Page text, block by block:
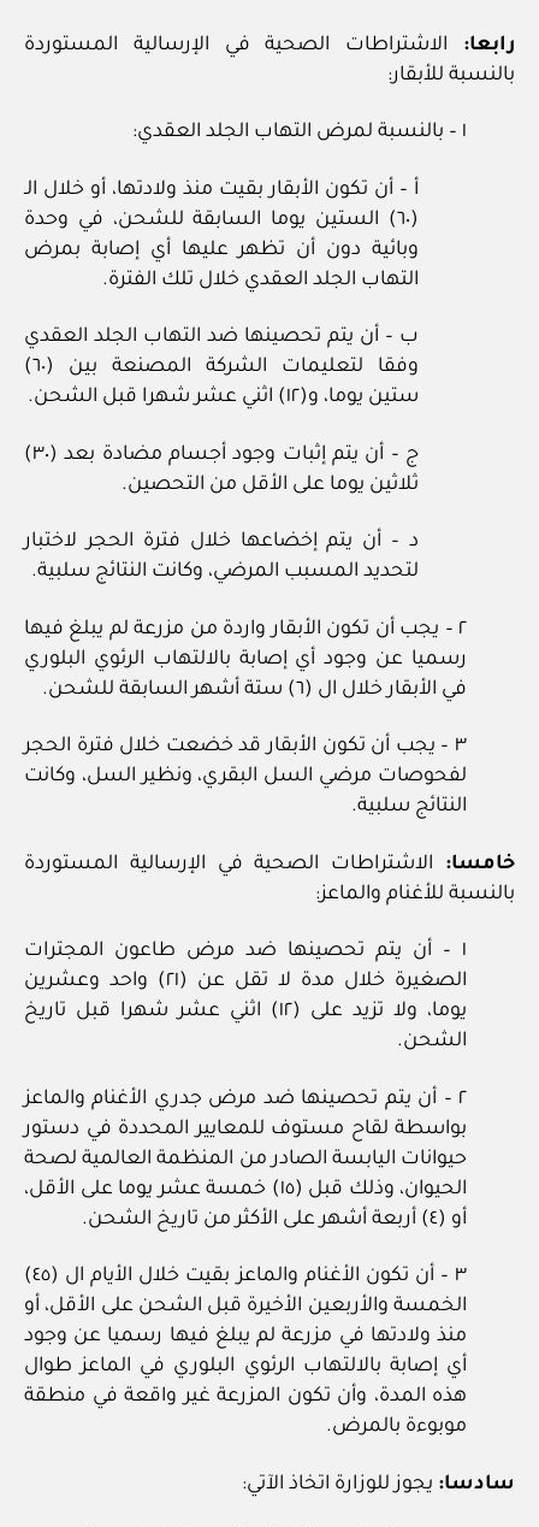
رابعا: الاشتراطات الصحية في الإرسالية المستوردة
بالنسبة للأبقار:
١ – بالنسبة لمرض التهاب الجلد العقدي:
أ – أن تكون الأبقار بقيت منذ ولادتها، أو خلال الـ
(٦٠) الستين يوما السابقة للشحن، في وحدة
وبائية دون أن تظهر عليها أي إصابة بمرض
التهاب الجلد العقدي خلال تلك الفترة.
ب – أن يتم تحصينها ضد التهاب الجلد العقدي
وفقا لتعليمات الشركة المصنعة بين (٦٠)
ستين يوما، و(١٢) اثني عشر شهرا قبل الشحن.
ج – أن يتم إثبات وجود أجسام مضادة بعد (٣٠)
ثلاثين يوما على الأقل من التحصين.
د – أن يتم إخضاعها خلال فترة الحجر لاختبار
لتحديد المسبب المرضي، وكانت النتائج سلبية.
٢ – يجب أن تكون الأبقار واردة من مزرعة لم يبلغ فيها
رسميا عن وجود أي إصابة بالالتهاب الرئوي البلوري
في الأبقار خلال ال (٦) ستة أشهر السابقة للشحن.
٣ – يجب أن تكون الأبقار قد خضعت خلال فترة الحجر
لفحوصات مرضي السل البقري، ونظير السل، وكانت
النتائج سلبية.
خامسا: الاشتراطات الصحية في الإرسالية المستوردة
بالنسبة للأغنام والماعز:
١ – أن يتم تحصينها ضد مرض طاعون المجترات
الصغيرة خلال مدة لا تقل عن (٢١) واحد وعشرين
يوما، ولا تزيد على (١٢) اثني عشر شهرا قبل تاريخ
الشحن.
٢ – أن يتم تحصينها ضد مرض جدري الأغنام والماعز
بواسطة لقاح مستوف للمعايير المحددة في دستور
حيوانات اليابسة الصادر من المنظمة العالمية لصحة
الحيوان، وذلك قبل (١٥) خمسة عشر يوما على الأقل،
أو (٤) أربعة أشهر على الأكثر من تاريخ الشحن.
٣ – أن تكون الأغنام والماعز بقيت خلال الأيام ال (٤٥)
الخمسة والأربعين الأخيرة قبل الشحن على الأقل، أو
منذ ولادتها في مزرعة لم يبلغ فيها رسميا عن وجود
أي إصابة بالالتهاب الرئوي البلوري في الماعز طوال
هذه المدة، وأن تكون المزرعة غير واقعة في منطقة
موبوءة بالمرض.
سادسا: يجوز للوزارة اتخاذ الآتي: